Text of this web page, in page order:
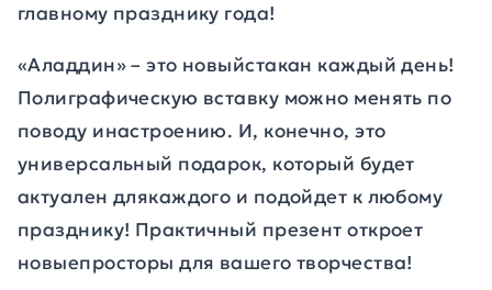
главному празднику года!
«Аладдин» – это новыйстакан каждый день!
Полиграфическую вставку можно менять по
поводу инастроению. И, конечно, это
универсальный подарок, который будет
актуален длякаждого и подойдет к любому
празднику! Практичный презент откроет
новыепросторы для вашего творчества!